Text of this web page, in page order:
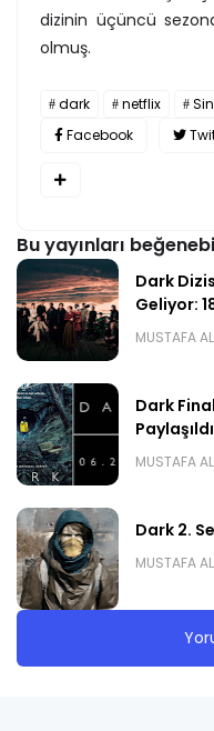
dizinin üçüncü
olmuş.
dark netflix
Facebook
Bu yayınları
Dark
Geliyor:
MUSTAFA
Dark
Paylaşıldı
MUSTAFA
Dark 2.
MUSTAFA